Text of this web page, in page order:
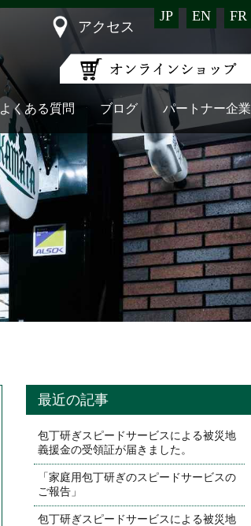
EN FR
JP
よくある質問 ブログ パートナー企業
アクセス
最近の記事
包丁研ぎスピードサービスによる被災地
義援金の受領証が届きました。
「家庭用包丁研ぎのスピードサービスの
ご報告」
包丁研ぎスピードサービスによる被災地